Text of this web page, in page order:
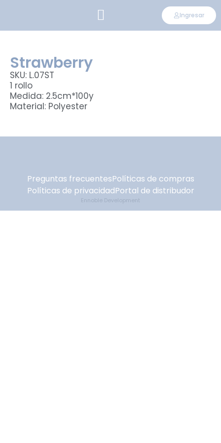
Ingresar
Strawberry
SKU: L.07ST
1 rollo
Medida: 2.5cm*100y
Material: Polyester
Preguntas frecuentesPolíticas de compras
Políticas de privacidadPortal de distribudor
Ennoble Development